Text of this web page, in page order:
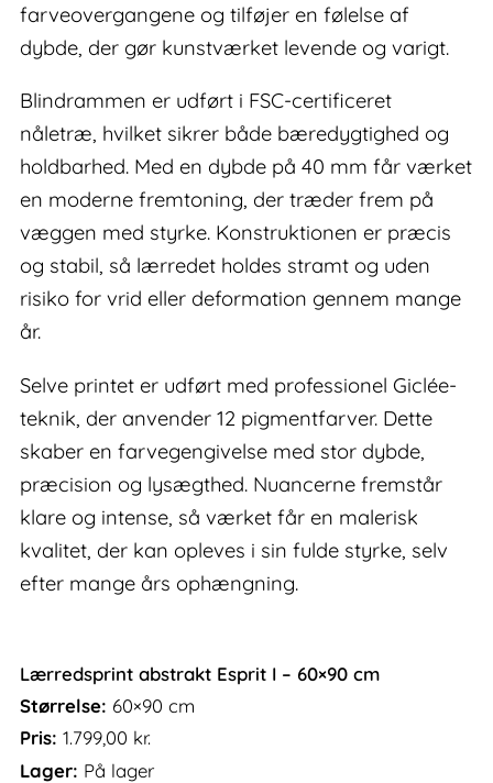
farveovergangene og tilføjer en følelse af
dybde, der gør kunstværket levende og varigt.
Blindrammen er udført i FSC-certificeret
nåletræ, hvilket sikrer både bæredygtighed og
holdbarhed. Med en dybde på 40 mm får værket
en moderne fremtoning, der træder frem på
væggen med styrke. Konstruktionen er præcis
og stabil, så lærredet holdes stramt og uden
risiko for vrid eller deformation gennem mange
år.
Selve printet er udført med professionel Giclée-
teknik, der anvender 12 pigmentfarver. Dette
skaber en farvegengivelse med stor dybde,
præcision og lysægthed. Nuancerne fremstår
klare og intense, så værket får en malerisk
kvalitet, der kan opleves i sin fulde styrke, selv
efter mange års ophængning.
Lærredsprint abstrakt Esprit I – 60×90 cm
Størrelse: 60×90 cm
Pris: 1.799,00 kr.
Lager: På lager